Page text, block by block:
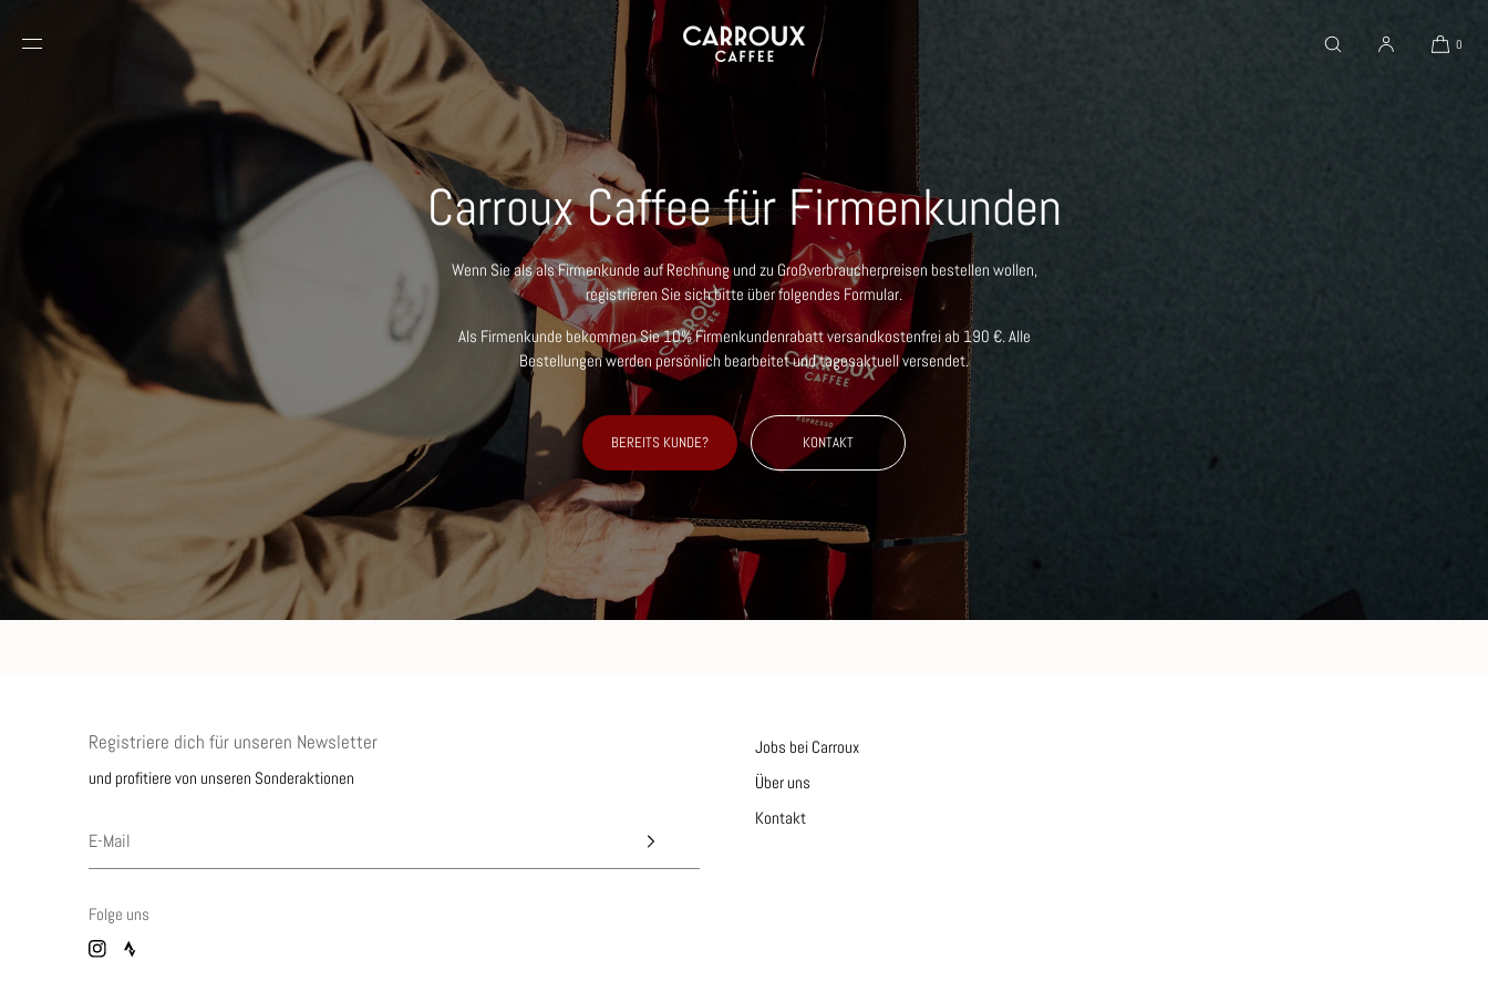
0
Carroux Caffee für Firmenkunden
Wenn Sie als als Firmenkunde auf Rechnung und zu Großverbraucherpreisen bestellen wollen,
registrieren Sie sich bitte über folgendes Formular.
Als Firmenkunde bekommen Sie 10% Firmenkundenrabatt versandkostenfrei ab 190 €. Alle
Bestellungen werden persönlich bearbeitet und tagesaktuell versendet.
BEREITS KUNDE? KONTAKT
Registriere dich für unseren Newsletter
und profitiere von unseren Sonderaktionen
Jobs bei Carroux
Über uns
Kontakt
Folge uns